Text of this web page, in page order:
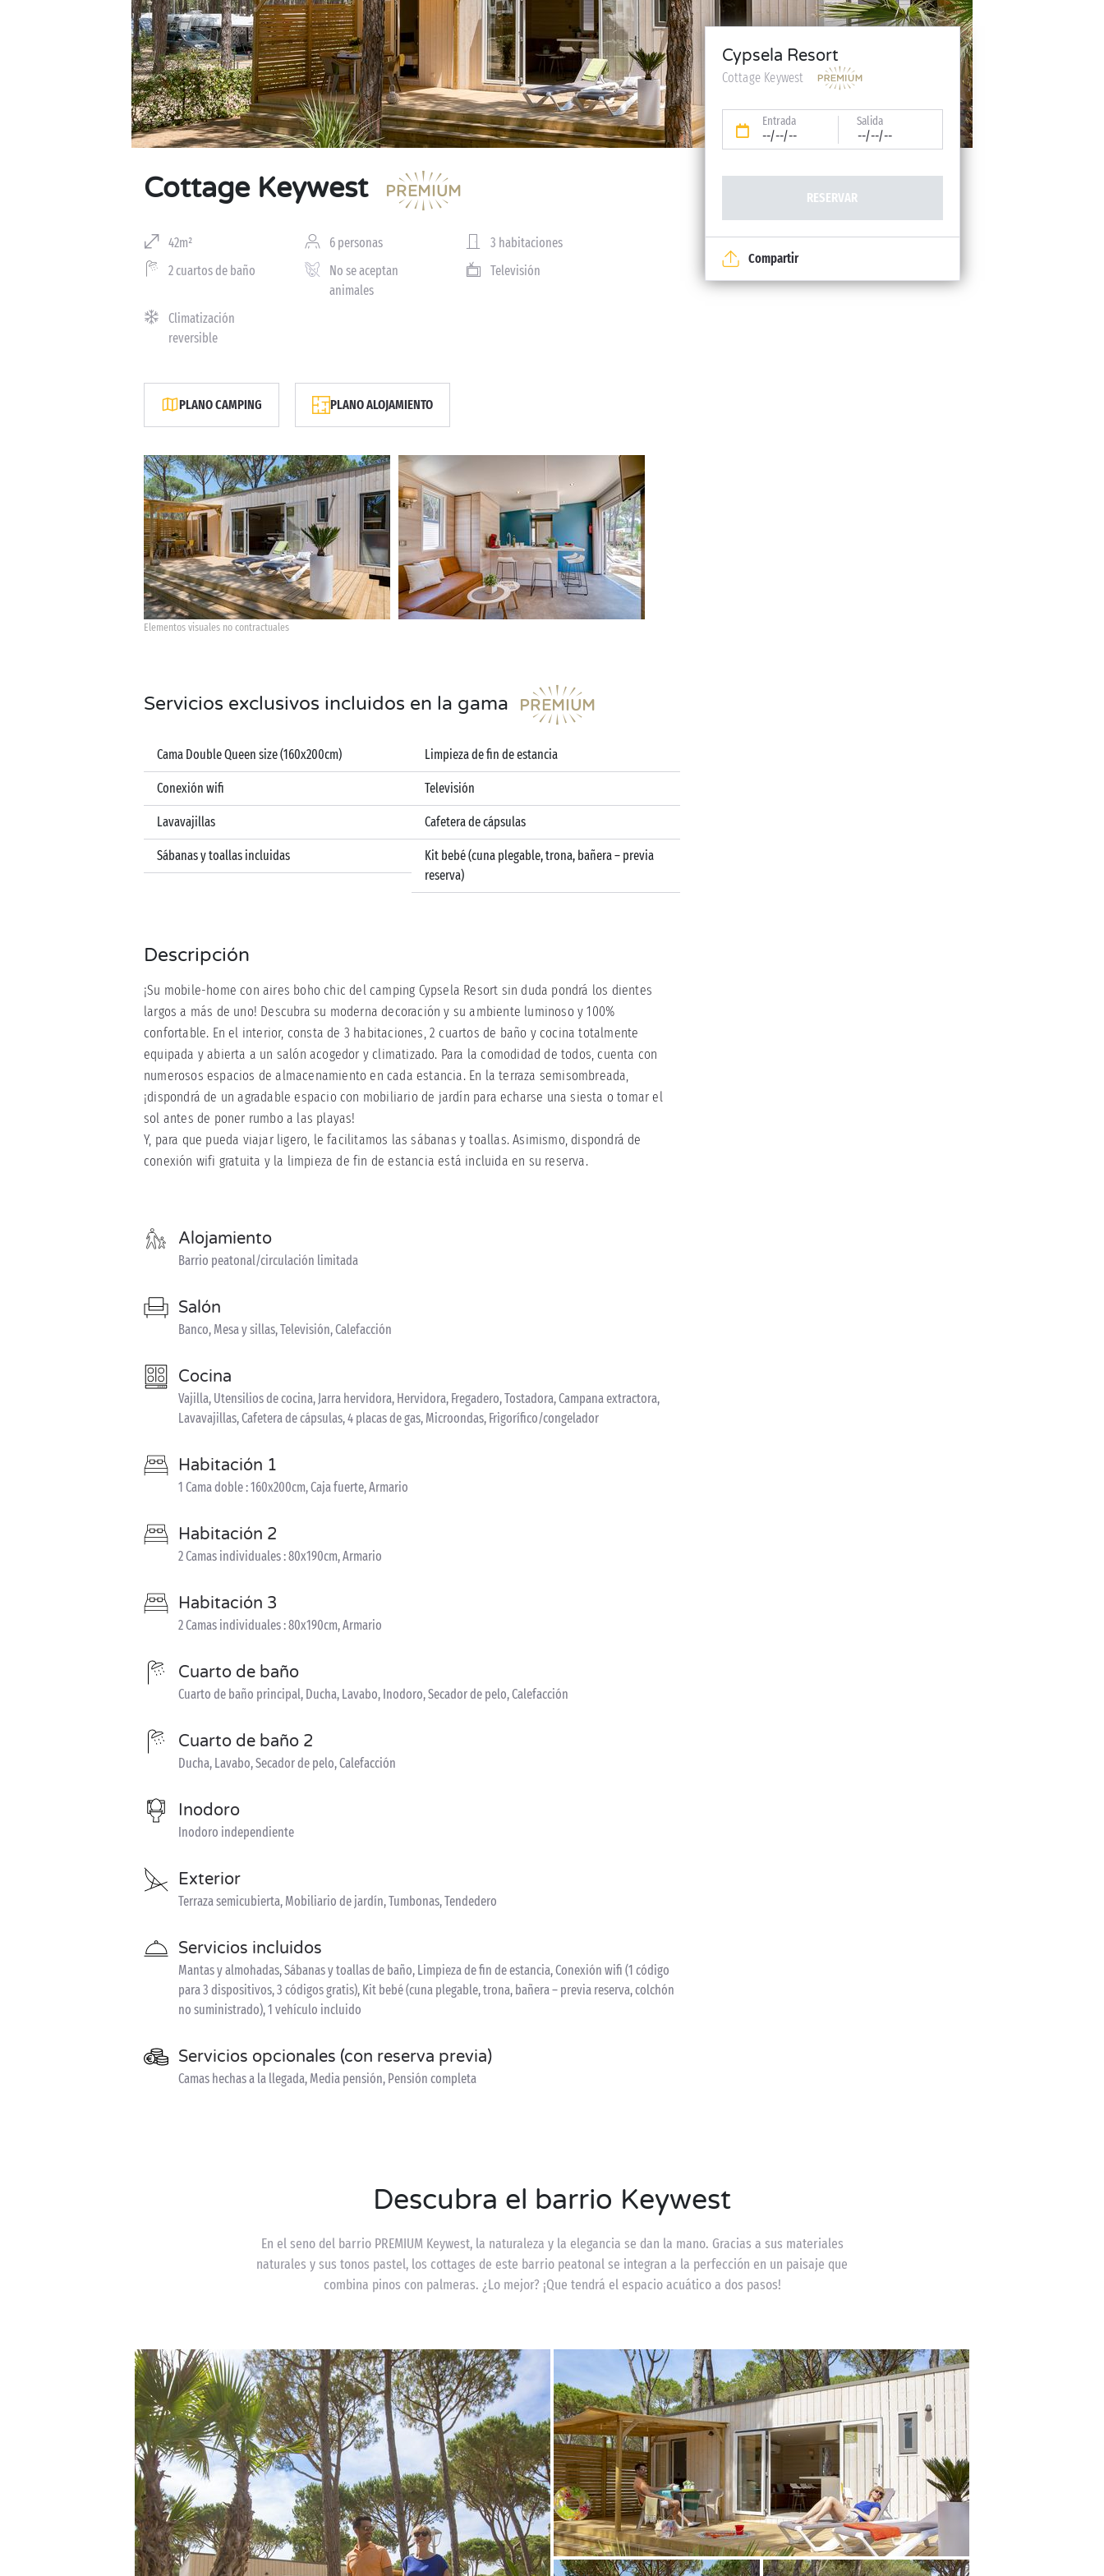
Cottage Keywest
42m² 6 personas
3 habitaciones
2 cuartos de baño
No se aceptan
animales
Televisión
Climatización
reversible
PLANO CAMPING PLANO ALOJAMIENTO
Elementos visuales no contractuales
Servicios exclusivos incluidos en la gama
Cama Double Queen size (160x200cm)
Conexión wifi
Lavavajillas
Sábanas y toallas incluidas
Limpieza de fin de estancia
Televisión
Cafetera de cápsulas
Kit bebé (cuna plegable, trona, bañera – previa
reserva)
Descripción
¡Su mobile-home con aires boho chic del camping Cypsela Resort sin duda pondrá los dientes
largos a más de uno! Descubra su moderna decoración y su ambiente luminoso y 100%
confortable. En el interior, consta de 3 habitaciones, 2 cuartos de baño y cocina totalmente
equipada y abierta a un salón acogedor y climatizado. Para la comodidad de todos, cuenta con
numerosos espacios de almacenamiento en cada estancia. En la terraza semisombreada,
¡dispondrá de un agradable espacio con mobiliario de jardín para echarse una siesta o tomar el
sol antes de poner rumbo a las playas!
Y, para que pueda viajar ligero, le facilitamos las sábanas y toallas. Asimismo, dispondrá de
conexión wifi gratuita y la limpieza de fin de estancia está incluida en su reserva.
Alojamiento
Barrio peatonal/circulación limitada
Salón
Banco, Mesa y sillas, Televisión, Calefacción
Cocina
Vajilla, Utensilios de cocina, Jarra hervidora, Hervidora, Fregadero, Tostadora, Campana extractora,
Lavavajillas, Cafetera de cápsulas, 4 placas de gas, Microondas, Frigorífico/congelador
Habitación 1
1 Cama doble : 160x200cm, Caja fuerte, Armario
Habitación 2
2 Camas individuales : 80x190cm, Armario
Habitación 3
2 Camas individuales : 80x190cm, Armario
Cuarto de baño
Cuarto de baño principal, Ducha, Lavabo, Inodoro, Secador de pelo, Calefacción
Cuarto de baño 2
Ducha, Lavabo, Secador de pelo, Calefacción
Inodoro
Inodoro independiente
Exterior
Terraza semicubierta, Mobiliario de jardín, Tumbonas, Tendedero
Servicios incluidos
Mantas y almohadas, Sábanas y toallas de baño, Limpieza de fin de estancia, Conexión wifi (1 código
para 3 dispositivos, 3 códigos gratis), Kit bebé (cuna plegable, trona, bañera – previa reserva, colchón
no suministrado), 1 vehículo incluido
Servicios opcionales (con reserva previa)
Camas hechas a la llegada, Media pensión, Pensión completa
Cypsela Resort
Cottage Keywest
Entrada
--/--/--
Salida
--/--/--
RESERVAR
Compartir
Descubra el barrio Keywest
En el seno del barrio PREMIUM Keywest, la naturaleza y la elegancia se dan la mano. Gracias a sus materiales
naturales y sus tonos pastel, los cottages de este barrio peatonal se integran a la perfección en un paisaje que
combina pinos con palmeras. ¿Lo mejor? ¡Que tendrá el espacio acuático a dos pasos!